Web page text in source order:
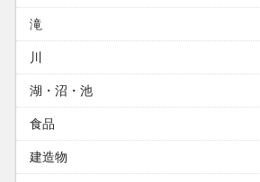
滝
川
湖・沼・池
食品
建造物